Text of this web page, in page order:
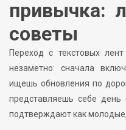
привычка:
советы
Переход с текстовых
незаметно: сначала
ищешь обновления по
представляешь себе день
подтверждают как молодые,